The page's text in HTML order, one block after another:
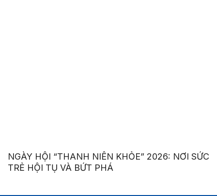
NGÀY HỘI “THANH NIÊN KHỎE” 2026: NƠI SỨC
TRẺ HỘI TỤ VÀ BỨT PHÁ